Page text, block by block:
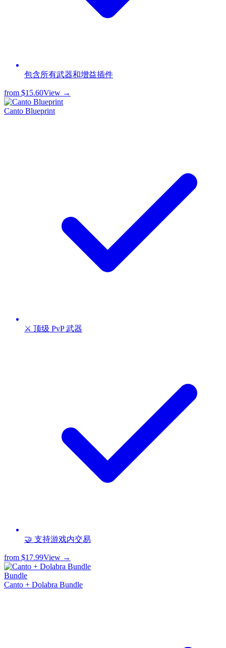
包含所有武器和增益插件
from $15.60View →
Canto Blueprint
⚔️ 顶级 PvP 武器
🤝 支持游戏内交易
from $17.99View →
Bundle
Canto + Dolabra Bundle